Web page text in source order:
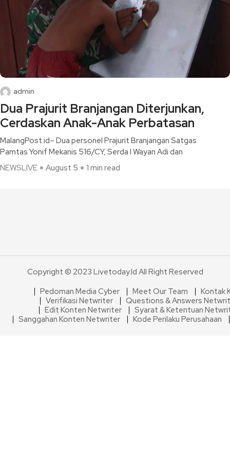
admin
Dua Prajurit Branjangan Diterjunkan,
Cerdaskan Anak-Anak Perbatasan
MalangPost.id– Dua personel Prajurit Branjangan Satgas
Pamtas Yonif Mekanis 516/CY, Serda I Wayan Adi dan
NEWSLIVE
August 5 1 min read
Copyright © 2023 Livetoday.id All Right Reserved
Pedoman Media Cyber
Meet Our Team
Kontak
Verifikasi Netwriter
Questions & Answers
Edit Konten Netwriter
Syarat & Ketentuan
Sanggahan Konten Netwriter
Kode Perilaku Perusahaan